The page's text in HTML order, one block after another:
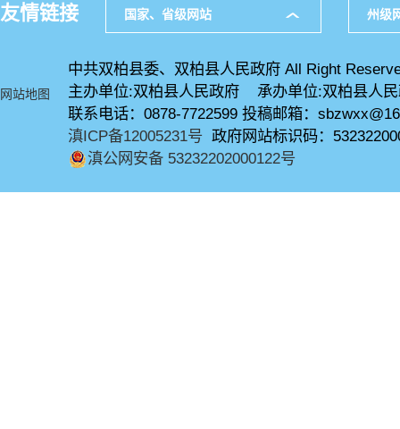
友情链接 国家、省级网站 州级
网站地图
中共双柏县委、双柏县人民政府 All Right
主办单位:双柏县人民政府 承办单位:双柏县人
联系电话：0878-7722599 投稿邮箱：
滇ICP备12005231号 政府网站标识码：
滇公网安备 53232202000122号